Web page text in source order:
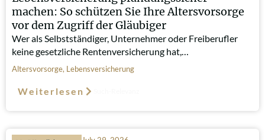
machen: So schützen Sie Ihre Altersvorsorge
vor dem Zugriff der Gläubiger
Wer als Selbstständiger, Unternehmer oder Freiberufler
keine gesetzliche Rentenversicherung hat,…
Altersvorsorge, Lebensversicherung
Weiterlesen